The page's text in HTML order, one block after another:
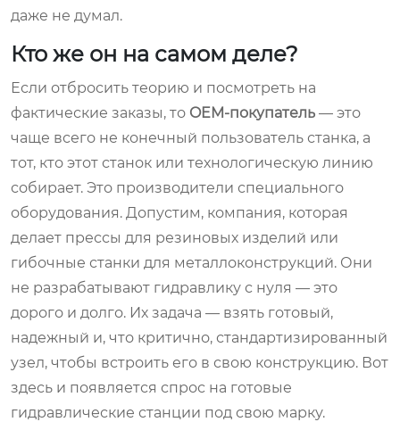
даже не думал.
Кто же он на самом деле?
Если отбросить теорию и посмотреть на
фактические заказы, то OEM-покупатель — это
чаще всего не конечный пользователь станка, а
тот, кто этот станок или технологическую линию
собирает. Это производители специального
оборудования. Допустим, компания, которая
делает прессы для резиновых изделий или
гибочные станки для металлоконструкций. Они
не разрабатывают гидравлику с нуля — это
дорого и долго. Их задача — взять готовый,
надежный и, что критично, стандартизированный
узел, чтобы встроить его в свою конструкцию. Вот
здесь и появляется спрос на готовые
гидравлические станции под свою марку.